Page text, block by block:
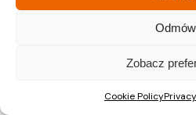
Odmów
Zobacz
Cookie Policy